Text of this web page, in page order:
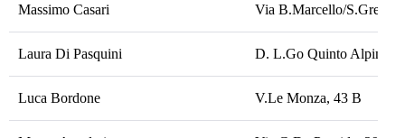
Massimo Casari Via B.Marcello/
Laura Di Pasquini D. L.Go Quinto Alpini
Luca Bordone V.Le Monza, 43 B